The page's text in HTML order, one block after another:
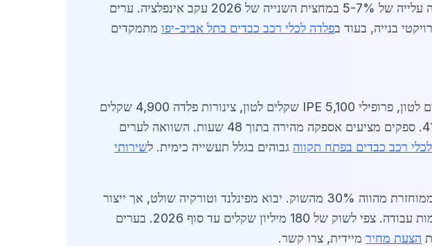
מהסחר מתבצע דרך אתרי אונליין ומחסנים מרכזיים. מחירים יציבים יחסית, אך צפויה עלייה של 5-7% במחצית השנייה של 2026 עקב אינפלציה. ערים
בנייה, בעוד בפלדה לכלי רכב כבדים בתל אביב-יפו מתמקדים
באפריל 2026, מחירי פלדה לכלי רכב כבדים בגבעתיים: פלדה מחוזקת 4,800 שקלים לטון, פרופילי IPE 5,100 שקלים לטון, צינורות פלדה 4,900 שקלים
למטר. הביקוש מושפע מפרויקטי כבישים חדשים באזור המרכז, כולל שדרוג כביש 412. ספקים מציעים אספקה מהירה בתוך 48 שעות. השוואה לערים
רכב כבדים בפתח תקווה גבוהים בגלל תעשייה כימית. לשירותי
השוק בגבעתיים צומח בזכות אוכלוסייה צעירה ומפותחת, עם דגש על קיימות: פלדה ממוחזרת מהווה 30% מהשוק. יבוא מפינלנד וטורקיה שולט, אך ייצור
תומכת בכלכלה המקומית בכ-500 מקומות עבודה. צפי לשוק של 180 מיליון שקלים עד סוף 2026. בערים
הצעת מחיר מיידית, צרו קשר.